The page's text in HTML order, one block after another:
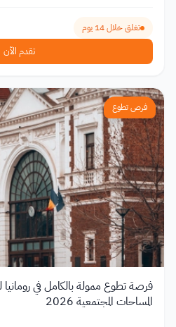
تغلق خلال 14 يوم
تقدم الآن
فرص تطوع
فرصة تطوع ممولة بالكامل في
المساحات المجتمعية 2026